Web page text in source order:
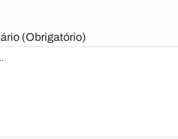
(Obrigatório)